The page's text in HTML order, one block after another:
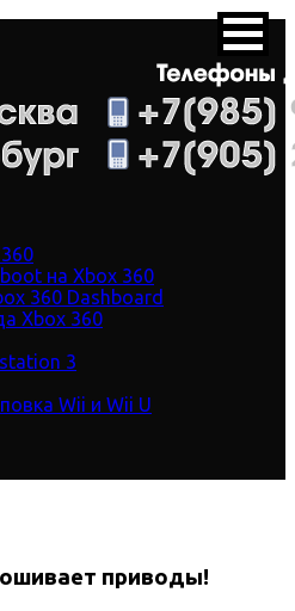
на Xbox 360
360 Dashboard
Xbox 360
3
Wii и Wii U
приводы!